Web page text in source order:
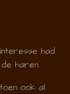
had
haren.
ook al